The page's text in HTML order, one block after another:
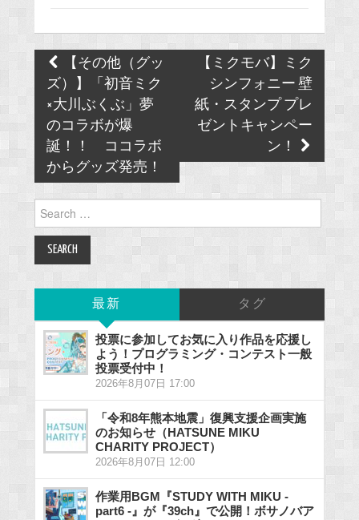
Post
navigation
【その他（グッ
ズ）】「初音ミク
×大川ぶくぶ」夢
のコラボが爆
誕！！ ココラボ
からグッズ発売！
【ミクモバ】ミク
シンフォニー 壁
紙・スタンプ プレ
ゼントキャンペー
ン！
for:
最新 タグ
投票に参加してお気に入り作品を応援し
よう！プログラミング・コンテスト一般
投票受付中！
2026年8月07日 17:00
「令和8年熊本地震」復興支援企画実施
のお知らせ（HATSUNE MIKU
CHARITY PROJECT）
2026年8月07日 12:00
作業用BGM『STUDY WITH MIKU -
part6 -』が『39ch』で公開！ボサノバア